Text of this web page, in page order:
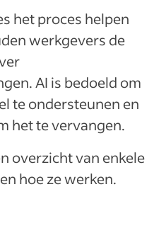
het proces helpen
werkgevers de
AI is bedoeld om
te ondersteunen en
het te vervangen.
overzicht van enkele
en hoe ze werken.